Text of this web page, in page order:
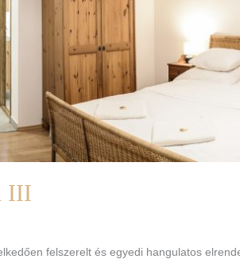
III
felszerelt és egyedi hangulatos